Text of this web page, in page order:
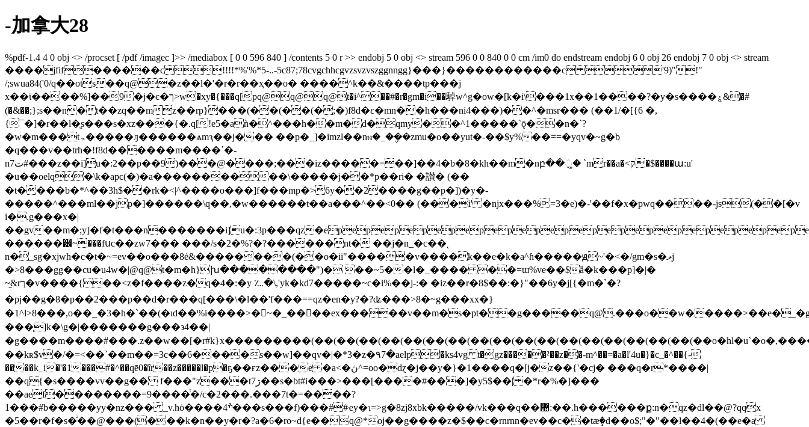
-加拿大28
%pdf-1.4 4 0 obj <> /procset [ /pdf /imagec ]>> /mediabox [ 0 0 596 840 ] /contents 5 0 r >> endobj 5 0 obj <> stream 596 0 0 840 0 0 cm /im0 do endstream endobj 6 0 obj 26 endobj 7 0 obj <> stream
����jfif������c !!!!*%'%*5-..-5c87;78cvgchhcgvzsvzvszggnngg}���}������������c '9)"!"
/;swua84('0/q��ots��q@�z��l�'�r�r��ҳ��o� ����^k��&����tp���j
x��ϊ����%]��9�j�є�ך>w�xy�{���q[pq@q@q@t�i^��#�r�gm�i��䮓w^g�ow�[k�i\���1x��1����?�y�s����ۼ&�#
(�&��;};s��n�t��zq��mz��rp}���(��(��(�;�)f8d�ε�mn��h���ni4���)��^�msr��� (��1/�[{6 �,
{¯�]�r��l�ֱs���s�xz���{�.q[!e5�aǹ�^���h��m�d�qmy��^1�����`ǭ��n�`?
�w�m���tۃ�����ԓ������ѧmԇ��j��� ��p�_]�imzl��nⲛ�_�݆��zmu�o��yut�-��$y%��==�yqv�~g�b
�q���v��trh�!f8d������m����ʹ�-
nت7#���z��i]u�:2��p��9)���@����;���iz�����=��]��4�b�8�kh��m�nբ��ુ� `mr��a�<ק�$����ա:u'
�u��oelq�\k�apc(�)�a����������\�����j��*p��ri� �讃� (��
�t����b�*^��3h$��rk�<|^����o���]f���mp�>6y��2����g��p�])�y�-
�����^���ml��jp�]������\q��,�w������t��a���^��<0�� (���i' �ǌx���%=3�e)�-'��f�x�pwq����-js(��[�v
i�.g���x�|
��gv��m�;y]�f�t���n�������i]u�:3p���qz
���ׅ���୼~���fսc��zw7��� ���/s�2�%?�?������nt� ��j�n_�c��˛
n�_sg�xjwh�c�t�~=ev��o���8ė&��������(��ο�ii"�����v����k��e�k�a^ɦ�����ԭ~'�<�/gm�s�ލj
�>8���gg��cu�u4w�|@q@t�m�h}խ��������")� ��~5��l�_���� ��=ɯ%ve��$ǟ�k���p]�|�
~֦&rך�v����{��<z�f����z�q�4�:�y ؊�\,'yk�kd7�����~c�i%��j-:� �iz��r�8$��:�}"��6y�j[{�m�`�?
�pj��g�8�p��2���p��d�r���q[���\�l��'f���==qz�en�y?�?ʥ���>8�~g���xx�}
�1^l>8���,o��_�3�h�`��(�ı d��%i����>�~�_��
���֧]k�\g�|�������g���϶4��|
�g����m����#���.z��w��[�r#k}x���������(��(��(��(��(��(��(��(��(��(��(��(��(��(��(��(��(��(��o�hl�u`�o
��kʀ$v�/�=<��`��m��=3c��6����s��w]��qv�|�*3�z�۹7�aelp�ks4vg t�gz�����²��z��-m^��=�a�l'4u�}�c_�^��{-
����k_i�'�1���#�^��qē0�îr��z�����l�p�ҕ��ғz���e �a<�ڽ^=oo�dɀ�j��y�}�1����q�[j�z��{'�cj� ���q�r*����|
��q{�s����vv��g�� f���"z���tڗ7��s�bt#i���>���[����#���]�y5$��| �*r�%�]���
��aef��������=9����ͭ�/c�2���.���7t�=����?
1���#b�����yy�nz��� _v.hȯ����4ׯ���s���f)���##ҽy�ɿ=>g�8zj8xbk�����/vk���q��޺:��.h������ք:n�qz�dl��@?qqx
�5��r�f�s�ͣ��@���(���k�n��y�r�?a�6�ro~d{e��q@*oj��g����z�$��c�rnrnn�ev��c��tæٟ�d��o$;"�"��l��4�(��e�a